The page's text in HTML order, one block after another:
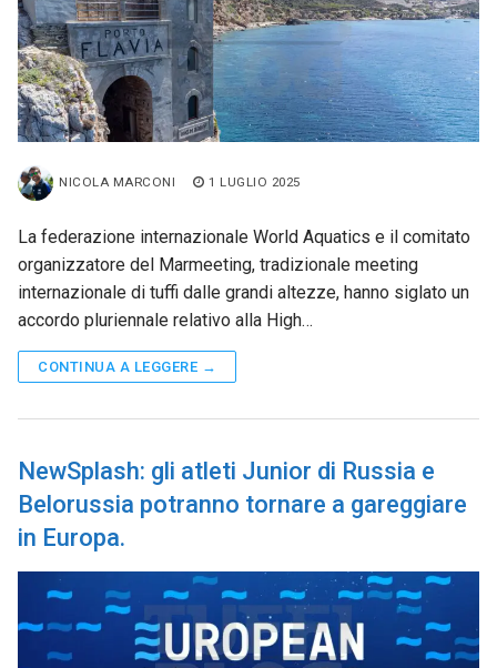
NICOLA MARCONI 1 LUGLIO 2025
La federazione internazionale World Aquatics e il comitato
organizzatore del Marmeeting, tradizionale meeting
internazionale di tuffi dalle grandi altezze, hanno siglato un
accordo pluriennale relativo alla High…
CONTINUA A LEGGERE →
NewSplash: gli atleti Junior di Russia e
Belorussia potranno tornare a gareggiare
in Europa.